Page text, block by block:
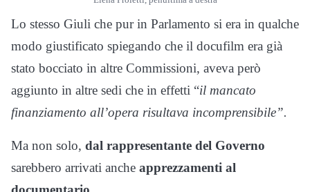
Lo stesso Giuli che pur in Parlamento si era in qualche
modo giustificato spiegando che il docufilm era già
stato bocciato in altre Commissioni, aveva però
aggiunto in altre sedi che in effetti “il mancato
finanziamento all’opera risultava incomprensibile”.
Ma non solo, dal rappresentante del Governo
sarebbero arrivati anche apprezzamenti al